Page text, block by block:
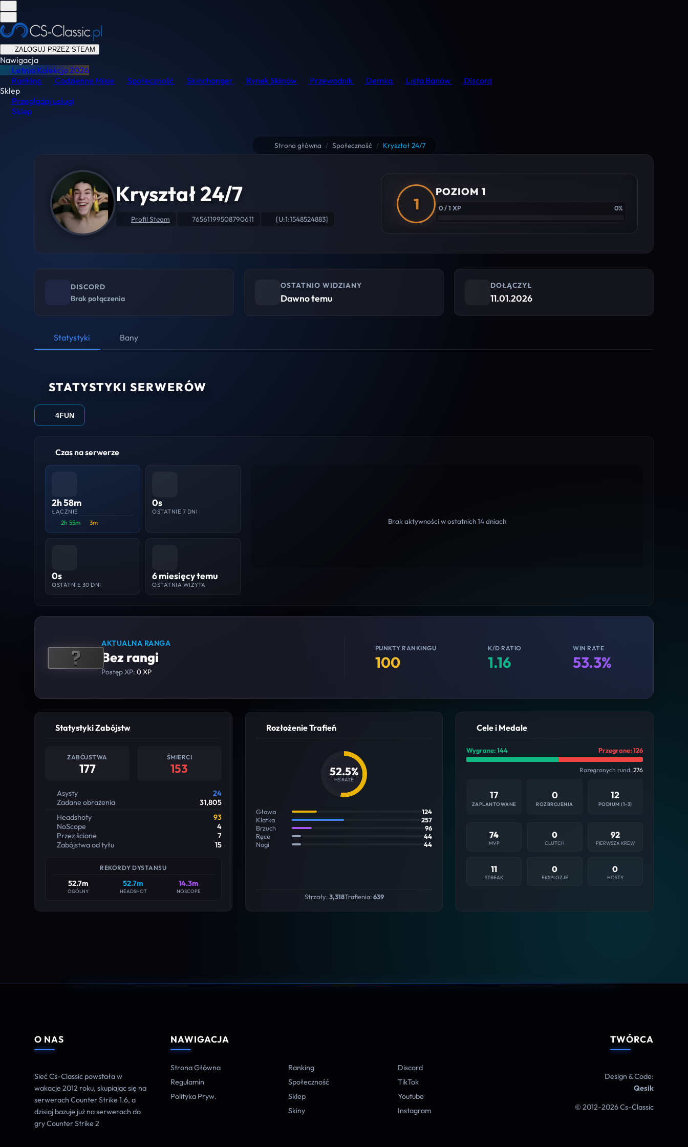
ZALOGUJ PRZEZ STEAM
Nawigacja
Letnia Kolekcja2026
Ranking
Codzienne Misje Społeczność Skinchanger Rynek Skinów Przewodnik Demka Lista Banów
Discord
Sklep
Przeglądaj usługi
Sklep
Strona główna / Społeczność / Kryształ 24/7
Kryształ 24/7
Profil Steam 76561199508790611 [U:1:1548524883]
1
POZIOM 1
0 / 1 XP 0%
DISCORD
Brak połączenia
OSTATNIO WIDZIANY
Dawno temu
DOŁĄCZYŁ
11.01.2026
Statystyki Bany
STATYSTYKI SERWERÓW
4FUN
Czas na serwerze
2h 58m
ŁĄCZNIE
2h 55m 3m
0s
OSTATNIE 7 DNI
0s
OSTATNIE 30 DNI
6 miesięcy temu
OSTATNIA WIZYTA
Brak aktywności w ostatnich 14 dniach
AKTUALNA RANGA
Bez rangi
Postęp XP:0 XP
PUNKTY RANKINGU
100
K/D RATIO
1.16
WIN RATE
53.3%
Statystyki Zabójstw
ZABÓJSTWA
177
ŚMIERCI
153
Asysty
24
Zadane obrażenia
31,805
Headshoty
93
NoScope
4
Przez ściane
7
Zabójstwa od tyłu
15
REKORDY DYSTANSU
52.7m
OGÓLNY
52.7m
HEADSHOT
14.3m
NOSCOPE
Rozłożenie Trafień
52.5%
HS RATE
Głowa
124
Klatka
257
Brzuch
96
Ręce
44
Nogi
44
Strzały:3,318Trafienia:639
Cele i Medale
Wygrane: 144 Przegrane: 126
Rozegranych rund: 276
17
ZAPLANTOWANE
0
ROZBROJENIA
12
PODIUM (1-3)
74
MVP
0
CLUTCH
92
PIERWSZA KREW
11
STREAK
0
EKSPLOZJE
0
HOSTY
O NAS
Sieć Cs-Classic powstała w
wakacje 2012 roku, skupiając się na
serwerach Counter Strike 1.6, a
dzisiaj bazuje już na serwerach do
gry Counter Strike 2
NAWIGACJA
Strona Główna
Regulamin
Polityka Pryw.
Ranking
Społeczność
Sklep
Skiny
Discord
TikTok
Youtube
Instagram
TWÓRCA
Design & Code:
Qesik
© 2012-2026 Cs-Classic